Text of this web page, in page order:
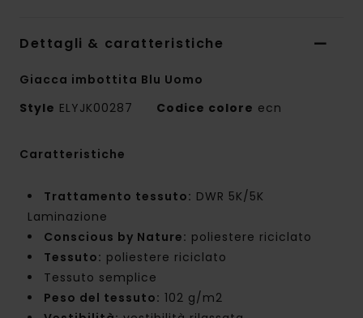
Dettagli & caratteristiche
Giacca imbottita Blu Uomo
Style ELYJK00287 Codice colore ecn
Caratteristiche
Trattamento tessuto: DWR 5K/5K
Laminazione
Conscious by Nature: poliestere riciclato
Tessuto: poliestere riciclato
Tessuto semplice
Peso del tessuto: 102 g/m2